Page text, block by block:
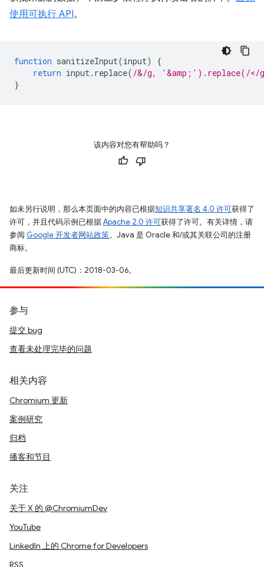
使用可执行 API。
function sanitizeInput(input)
{
return input. replace( /&/g,
}
该内容对您有帮助吗？
如未另行说明，那么本页面中的内容已根据知识共享署名 4.0 许可获得了
许可，并且代码示例已根据Apache 2.0 许可获得了许可。有关详情，请
参阅 Google 开发者网站政策。Java 是 Oracle 和/或其关联公司的注册
商标。
最后更新时间 (UTC)：2018-03-06。
参与
提交 bug
查看未处理完毕的问题
相关内容
Chromium 更新
案例研究
归档
播客和节目
关注
关于 X 的 @ChromiumDev
YouTube
LinkedIn 上的 Chrome for Developers
RSS